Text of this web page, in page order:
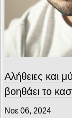
Αλήθειες και
βοηθάει το
Νοε 06, 2024